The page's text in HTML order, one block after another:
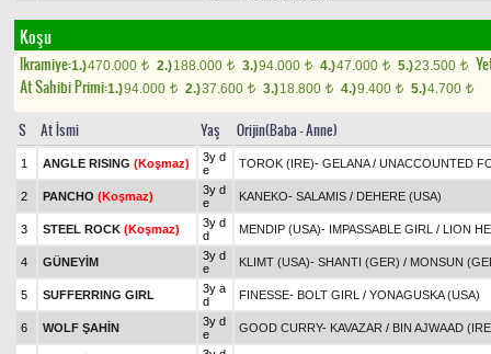
Koşu
Ikramiye:1.)470.000 t 2.)188.000 t 3.)94.000 t 4.)47.000 t 5.)23.500 t
At Sahibi Primi:1.)94.000 t 2.)37.600 t 3.)18.800 t 4.)9.400 t 5.)4.700 t
S At İsmi Yaş Orijin(Baba - Anne)
1 ANGLE RISING (Koşmaz)
3y d
e
TOROK (IRE)- GELANA/ UNACCOUNTED
2 PANCHO (Koşmaz)
3y d
e
KANEKO- SALAMIS / DEHERE (USA)
3 STEEL ROCK (Koşmaz)
3y d
d
MENDIP (USA)- IMPASSABLE GIRL / LION
4 GÜNEYİM
3y d
e
KLIMT (USA)- SHANTI (GER) / MONSUN
5 SUFFERRING GIRL
3y a
d
FINESSE- BOLT GIRL / YONAGUSKA (USA)
6 WOLF ŞAHİN
3y d
e
GOOD CURRY- KAVAZAR / BIN AJWAAD